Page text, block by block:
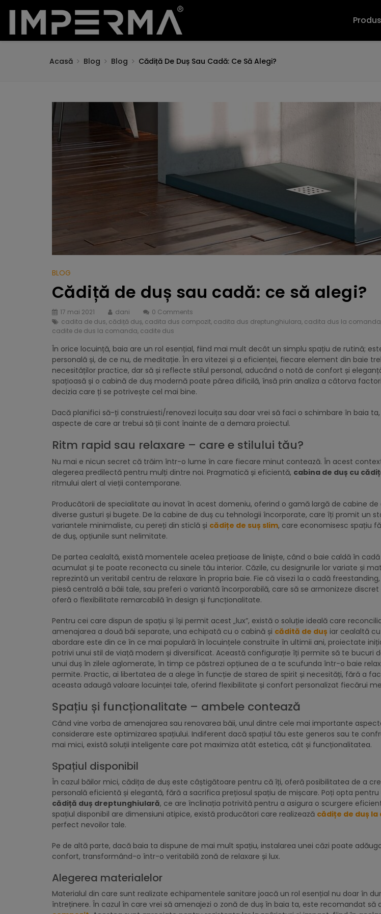
Acasă Blog Blog Cădiță De Duș Sau Cadă: Ce Să Alegi?
BLOG
Cădiță de duș sau cadă: ce să alegi?
17 mai 2021 dani
0 Comments
cadita de dus, cădiță duș, cadita dus compozit, cadita dus dreptunghiulara, cadita dus la comanda
cadite de dus la comanda, cadite dus
În orice locuință, baia are un rol esențial, fiind mai mult decât un simplu spațiu de rutină;
personală și, de ce nu, de meditație. În era vitezei și a eficienței, fiecare element din baie
necesităților practice, dar să și reflecte stilul personal, aducând o notă de confort și
spațioasă și o cabină de duș modernă poate părea dificilă, însă prin analiza a câtorva
decizia care ți se potrivește cel mai bine.
Dacă planifici să-ți construiesti/renovezi locuița sau doar vrei să faci o schimbare în baia
aspecte de care ar trebui să ții cont înainte de a demara proiectul.
Ritm rapid sau relaxare – care e stilului tău?
Nu mai e nicun secret că trăim într-o lume în care fiecare minut contează. În acest
alegerea predilectă pentru mulți dintre noi. Pragmatică și eficientă, cabina de duș cu
ritmului alert al vieții contemporane.
Producătorii de specialitate au inovat în acest domeniu, oferind o gamă largă de cabine
diverse gusturi și bugete. De la cabine de duș cu tehnologii încorporate, care îți promit un
variantele minimaliste, cu pereți din sticlă și cădițe de suș slim, care economisesc spațiu
de duș, opțiunile sunt nelimitate.
De partea cealaltă, există momentele acelea prețioase de liniște, când o baie caldă în
acumulat și te poate reconecta cu sinele tău interior. Căzile, cu designurile lor variate și
reprezintă un veritabil centru de relaxare în propria baie. Fie că visezi la o cadă
piesă centrală a băii tale, sau preferi o variantă încorporabilă, care să se armonizeze
oferă o flexibilitate remarcabilă în design și funcționalitate.
Pentru cei care dispun de spațiu și își permit acest „lux”, există o soluție ideală care
amenajarea a două băi separate, una echipată cu o cabină și cădită de duș iar cealaltă
abordare este din ce în ce mai populară în locuințele construite în ultimii ani, proiectate
potrivi unui stil de viață modern și diversificat. Această configurație îți permite să te bucuri
unui duș în zilele aglomerate, în timp ce păstrezi opțiunea de a te scufunda într-o baie
permite. Practic, ai libertatea de a alege în funcție de starea de spirit și necesități, fără a
aceasta adaugă valoare locuinței tale, oferind flexibilitate și confort personalizat fiecărui
Spațiu și funcționalitate – ambele contează
Când vine vorba de amenajarea sau renovarea băii, unul dintre cele mai importante
considerare este optimizarea spațiului. Indiferent dacă spațiul tău este generos sau te
mai mici, există soluții inteligente care pot maximiza atât estetica, cât și funcționalitatea.
Spațiul disponibil
În cazul băilor mici, cădița de duș este câștigătoare pentru că îți, oferă posibilitatea de a
personală eficientă și elegantă, fără a sacrifica prețiosul spațiu de mișcare. Poți opta
cădiță duș dreptunghiulară, ce are înclinația potrivită pentru a asigura o scurgere
spațiul disponibil are dimensiuni atipice, există producători care realizează cădițe de duș la
perfect nevoilor tale.
Pe de altă parte, dacă baia ta dispune de mai mult spațiu, instalarea unei căzi poate
confort, transformând-o într-o veritabilă zonă de relaxare și lux.
Alegerea materialelor
Materialul din care sunt realizate echipamentele sanitare joacă un rol esențial nu doar în
întreținere. În cazul în care vrei să amenajezi o zonă de duș în baia ta, este recomandat să